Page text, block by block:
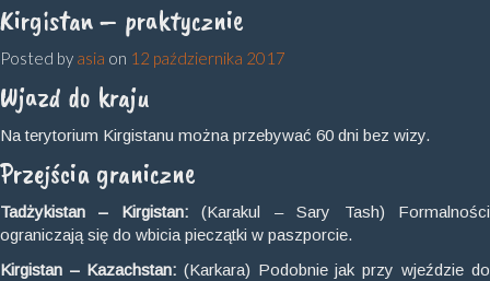
Kirgistan – praktycznie
Posted by asia on 12 października 2017
Wjazd do kraju
Na terytorium Kirgistanu można przebywać 60 dni bez wizy.
Przejścia graniczne
Tadżykistan – Kirgistan:(Karakul – Sary Tash) Formalności
ograniczają się do wbicia pieczątki w paszporcie.
Kirgistan – Kazachstan:(Karkara) Podobnie jak przy wjeździe do